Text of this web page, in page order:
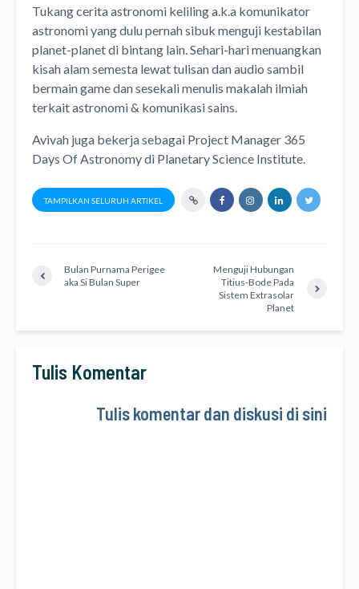
Tukang cerita astronomi kelilinga.k.a komunikator
astronomiyang dulu pernah sibuk menguji kestabilan
planet-planet di bintang lain. Sehari-hari menuangkan
kisah alam semesta lewattulisandanaudio sambil
bermain game dan sesekali menulis makalah ilmiah
terkait astronomi & komunikasi sains.
Avivah juga bekerja sebagai Project Manager 365
Days Of Astronomydi Planetary Science Institute
TAMPILKAN SELURUH ARTIKEL
Bulan Purnama Perigee
aka Si Bulan Super
Menguji Hubungan
Titius-Bode Pada
Sistem Extrasolar
Planet
Tulis Komentar
Tulis komentar dan diskusi di sini